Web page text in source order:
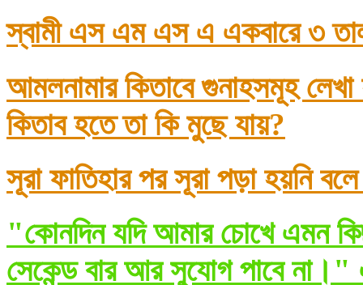
স্বামী এস এম এস এ একবারে ৩
আমলনামার কিতাবে গুনাহসমূহ
কিতাব হতে তা কি মুছে যায়?
সূরা ফাতিহার পর সূরা পড়া হয়নি
"কোনদিন যদি আমার চোখে এমন
সেকেন্ড বার আর সুযোগ পাবে না।"